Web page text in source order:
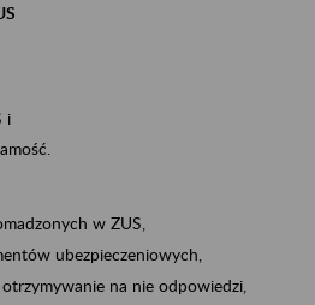
i
w ZUS,
ubezpieczeniowych,
na nie odpowiedzi,